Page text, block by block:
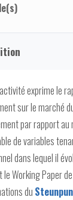
exprime le
sur le marché
par rapport au
de variables
dans lequel il
le Working Paper
du